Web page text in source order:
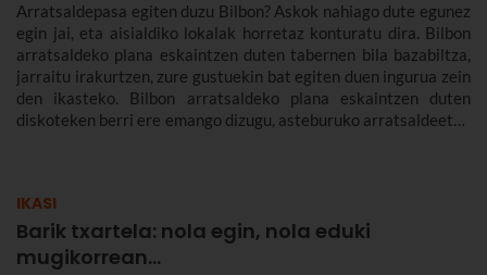
Arratsaldepasa egiten duzu Bilbon? Askok nahiago dute egunez
egin jai, eta aisialdiko lokalak horretaz konturatu dira. Bilbon
arratsaldeko plana eskaintzen duten tabernen bila bazabiltza,
jarraitu irakurtzen, zure gustuekin bat egiten duen ingurua zein
den ikasteko. Bilbon arratsaldeko plana eskaintzen duten
diskoteken berri ere emango dizugu, asteburuko arratsaldeetan
IKASI
Barik txartela: nola egin, nola eduki
mugikorrean...